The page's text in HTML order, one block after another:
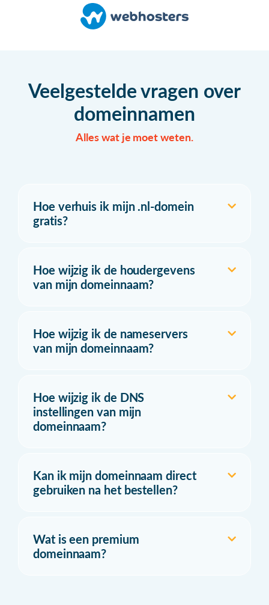
Veelgestelde vragen over
domeinnamen
Alles wat je moet weten.
Hoe verhuis ik mijn .nl-domein
gratis?
Hoe wijzig ik de houdergevens
van mijn domeinnaam?
Hoe wijzig ik de nameservers
van mijn domeinnaam?
Hoe wijzig ik de DNS
instellingen van mijn
domeinnaam?
Kan ik mijn domeinnaam direct
gebruiken na het bestellen?
Wat is een premium
domeinnaam?